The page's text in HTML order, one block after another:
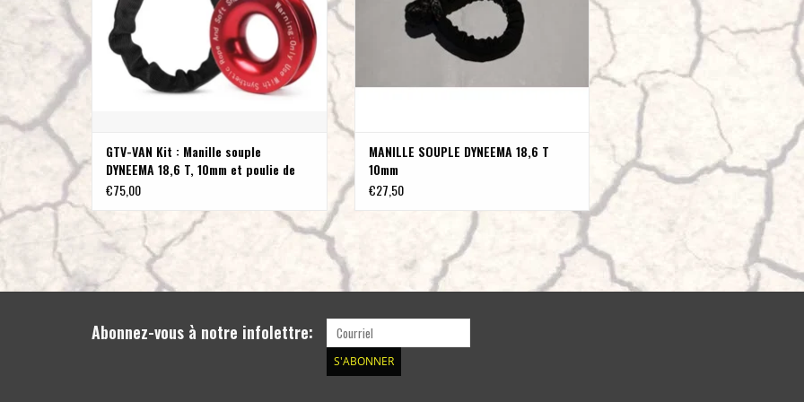
GTV-VAN Kit : Manille souple
DYNEEMA 18,6 T, 10mm et poulie de
renvoi en alumimiun anodisé
€75,00
MANILLE SOUPLE DYNEEMA 18,6 T
10mm
€27,50
Abonnez-vous à notre infolettre:
S'ABONNER